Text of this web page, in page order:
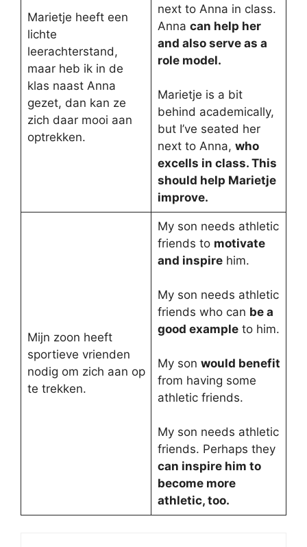
Marietje heeft een
lichte
leerachterstand,
maar heb ik in de
klas naast Anna
gezet, dan kan ze
zich daar mooi aan
optrekken.
next to Anna in class.
Anna can help her
and also serve as a
role model.
Marietje is a bit
behind academically,
but I’ve seated her
next to Anna, who
excells in class. This
should help Marietje
improve.
Mijn zoon heeft
sportieve vrienden
nodig om zich aan op
te trekken.
My son needs athletic
friends to motivate
and inspirehim.
My son needs athletic
friends who can be a
good exampleto him.
My son would benefit
from having some
athletic friends.
My son needs athletic
friends. Perhaps they
can inspire him to
become more
athletic, too.